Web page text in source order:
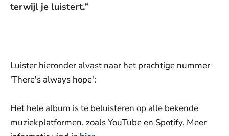
terwijl je luistert.”
Luister hieronder alvast naar het prachtige nummer
'There's always hope':
Het hele album is te beluisteren op alle bekende
muziekplatformen, zoals YouTube en Spotify. Meer